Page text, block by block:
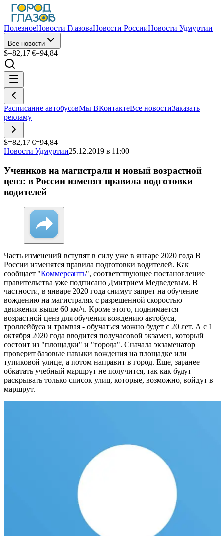
ПолезноеНовости ГлазоваНовости РоссииНовости Удмуртии
Все новости
$=82,17|€=94,84
Расписание автобусовМы ВКонтактеВсе новостиЗаказать
рекламу
$=82,17|€=94,84
Новости Удмуртии25.12.2019 в 11:00
Учеников на магистрали и новый возрастной
ценз: в России изменят правила подготовки
водителей
Часть изменений вступят в силу уже в январе 2020 года В
России изменятся правила подготовки водителей. Как
сообщает "Коммерсантъ", соответствующее постановление
правительства уже подписано Дмитрием Медведевым. В
частности, в январе 2020 года снимут запрет на обучение
вождению на магистралях с разрешенной скоростью
движения выше 60 км/ч. Кроме этого, поднимается
возрастной ценз для обучения вождению автобуса,
троллейбуса и трамвая - обучаться можно будет с 20 лет. А с 1
октября 2020 года вводится получасовой экзамен, который
состоит из "площадки" и "города". Сначала экзаменатор
проверит базовые навыки вождения на площадке или
тупиковой улице, а потом направит в город. Еще, заранее
обкатать учебный маршрут не получится, так как будут
раскрывать только список улиц, которые, возможно, войдут в
маршрут.